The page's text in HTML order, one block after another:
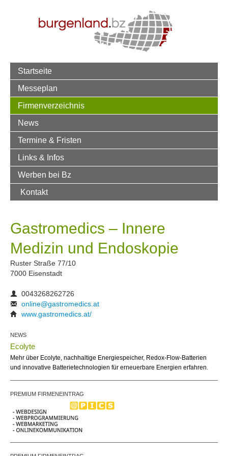
Startseite
Messeplan
Firmenverzeichnis
News
Termine & Fristen
Links & Infos
Werben bei Bz
Kontakt
Gastromedics – Innere
Medizin und Endoskopie
Ruster Straße 77/10
7000 Eisenstadt
0043268262726
online@gastromedics.at
www.gastromedics.at/
NEWS
Ecolyte
Mehr über Ecolyte, nachhaltige Energiespeicher, Redox-Flow-Batterien
und innovative Batterietechnologien für erneuerbare Energien erfahren.
PREMIUM FIRMENEINTRAG